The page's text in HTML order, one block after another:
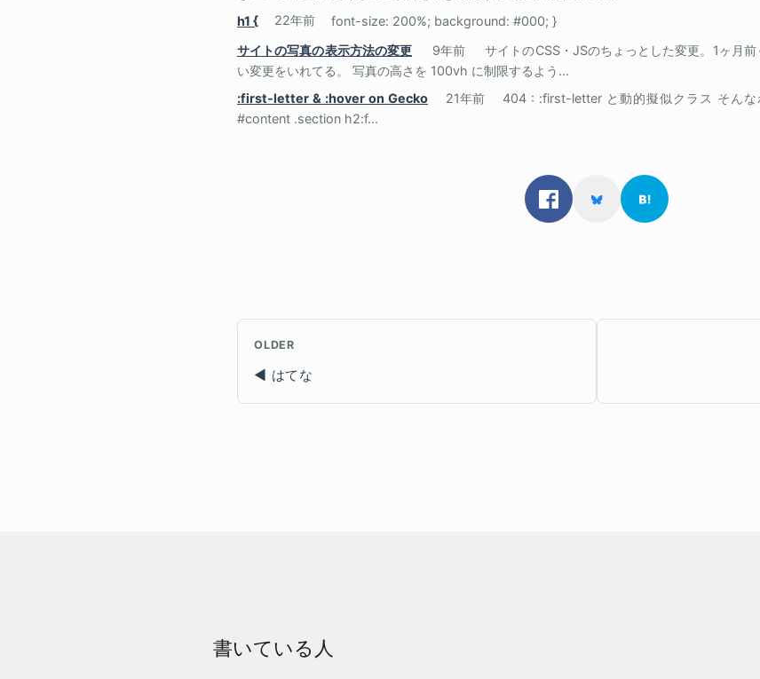
h1 {
22年前
font-size: 200%; background: #000; }
サイトの写真の表示方法の変更
9年前
サイトのCSS・JSのちょっとした変更。1ヶ月
い変更をいれてる。 写真の高さを 100vh に制限するよう...
:first-letter & :hover on Gecko
21年前
404 : :first-letter と動的擬似クラス そんな
#content .section h2:f...
OLDER
はてな
書いている人